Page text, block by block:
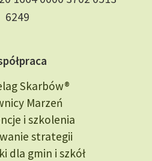
6249
Skarbów®
Marzeń
i szkolenia
strategii
dla gmin i szkół